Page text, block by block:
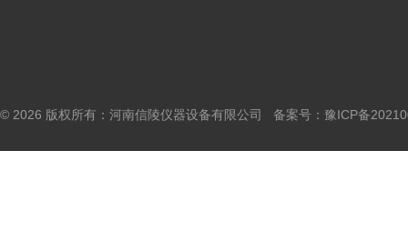
© 2026 版权所有：河南信陵仪器设备有限公司 备案号： 豫ICP备